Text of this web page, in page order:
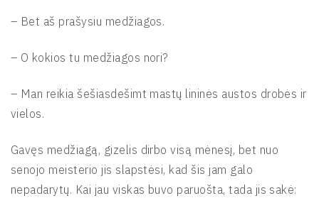
– Bet aš prašysiu medžiagos.
– O kokios tu medžiagos nori?
– Man reikia šešiasdešimt mastų lininės austos drobės ir
vielos.
Gavęs medžiagą, gizelis dirbo visą mėnesį, bet nuo
senojo meisterio jis slapstėsi, kad šis jam galo
nepadarytų. Kai jau viskas buvo paruošta, tada jis sakė: